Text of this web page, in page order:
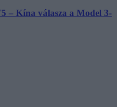
– Kína válasza a Model 3-